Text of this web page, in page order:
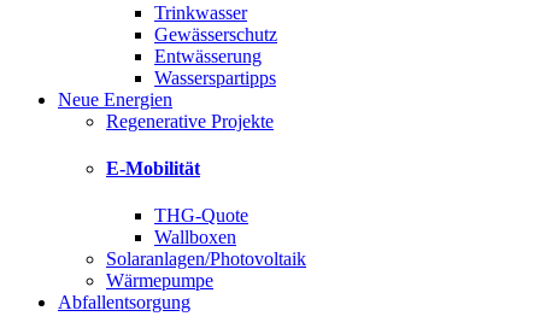
Trinkwasser
Gewässerschutz
Entwässerung
Wasserspartipps
Neue Energien
Regenerative Projekte
E-Mobilität
THG-Quote
Wallboxen
Solaranlagen/Photovoltaik
Wärmepumpe
Abfallentsorgung